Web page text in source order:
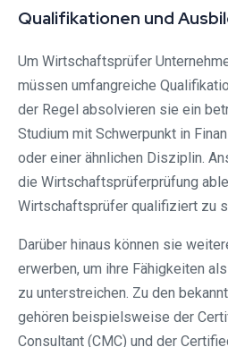
Qualifikationen und
Um Wirtschaftsprüfer
müssen umfangreiche
der Regel absolvieren sie ein
Studium mit Schwerpunkt in
oder einer ähnlichen Disziplin.
die Wirtschaftsprüferprüfung
Wirtschaftsprüfer qualifiziert zu
Darüber hinaus können sie
erwerben, um ihre Fähigkeiten
zu unterstreichen. Zu den
gehören beispielsweise der
Consultant (CMC) und der